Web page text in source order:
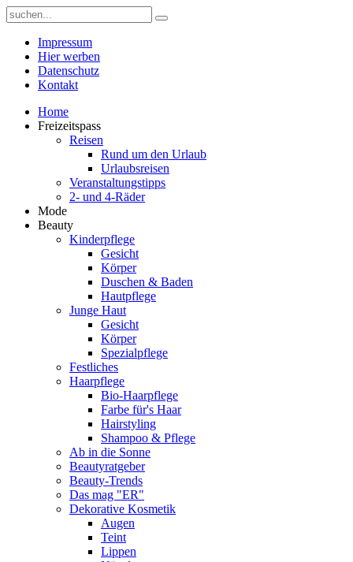
Impressum
Hier werben
Datenschutz
Kontakt
Home
Freizeitspass
Reisen
Rund um den Urlaub
Urlaubsreisen
Veranstaltungstipps
2- und 4-Räder
Mode
Beauty
Kinderpflege
Gesicht
Körper
Duschen & Baden
Hautpflege
Junge Haut
Gesicht
Körper
Spezialpflege
Festliches
Haarpflege
Bio-Haarpflege
Farbe für's Haar
Hairstyling
Shampoo & Pflege
Ab in die Sonne
Beautyratgeber
Beauty-Trends
Das mag "ER"
Dekorative Kosmetik
Augen
Teint
Lippen